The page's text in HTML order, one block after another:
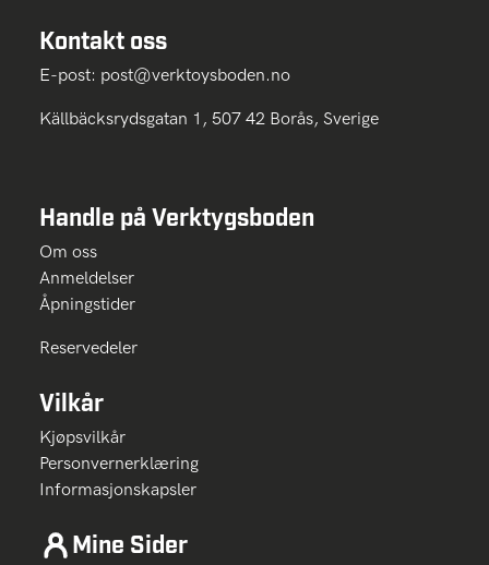
Kontakt oss
E-post: post@verktoysboden.no
Källbäcksrydsgatan 1, 507 42 Borås, Sverige
Handle på Verktygsboden
Om oss
Anmeldelser
Åpningstider
Reservedeler
Vilkår
Kjøpsvilkår
Personvernerklæring
Informasjonskapsler
Mine Sider